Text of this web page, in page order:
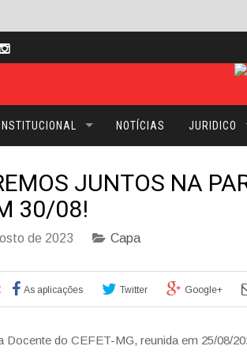
INSTITUCIONAL NOTÍCIAS JURIDICO
JUNTOS NA
30/08!
de 2023 Capa
As aplicações Twitter Google+
Docente do CEFET-MG, reunida em 25/08/